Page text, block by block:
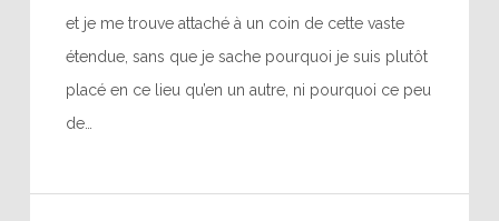
et je me trouve attaché à un coin de cette vaste
étendue, sans que je sache pourquoi je suis plutôt
placé en ce lieu qu’en un autre, ni pourquoi ce peu
de…